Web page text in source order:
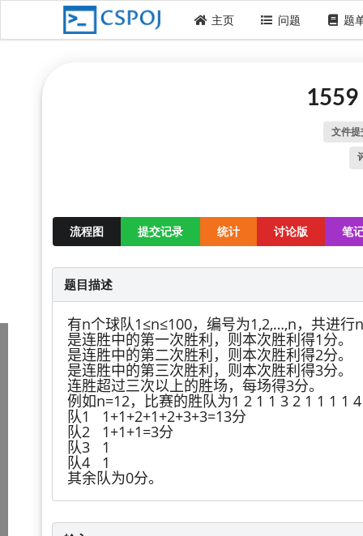
主页 问题 题
文件提
流程图 提交记录 统计 讨论版 笔
题目描述
有n个球队1≤n≤100，编号为1,2,…,n，共进
是连胜中的第一次胜利，则本次胜利得1分。
是连胜中的第二次胜利，则本次胜利得2分。
是连胜中的第三次胜利，则本次胜利得3分。
连胜超过三次以上的胜场，每场得3分。
例如n=12，比赛的胜队为1 2 1 1 3 2 1 1 1 1
队1 1+1+2+1+2+3+3=13分
队2 1+1+1=3分
队3 1
队4 1
其余队为0分。